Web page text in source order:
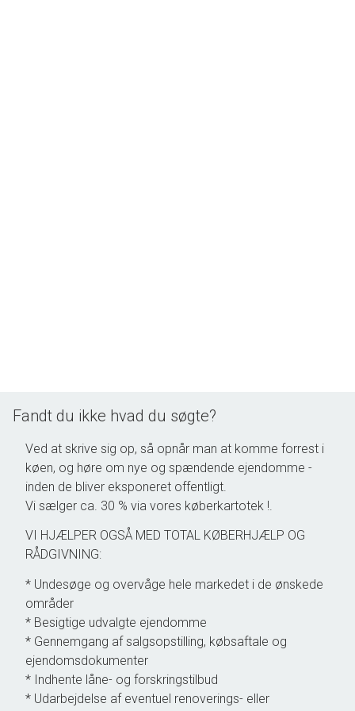
Er opført i eksklusiv og moderne stil med store glas partier,
Foreningen som består af 20 lejligheder, er professionelt drevet,
med fokus på omkostninger og stabilitet i boligafgiften.
Fællesfaciliteterne omhandler: Egen (mulighed for El-lader) og
fælles P-pladser. Opbevaringsskur. Grønne arealer og
Husdyrhold er: Tilladt - med begrænsninger.
Udlejning er: Tilladt - med begrænsninger.
Er tegnet med henblik på, at skulle være et godt sted for
mennesker at opholde sig. Således er lysindfaldet og
planløsning prioriteret højt, med bl.a. store vinduespartier og
stor loftshøjde. Opvarmningen sker via eget gasfyr til
gulvvarme over alt. Stofa, Fibia mf. leverer
Følgende medfølger uden beregning: Udhæng over hoveddør. Læsejl
mod terrasse. Gardiner i køkken og værelse. Persienner i dør,
Fandt du ikke hvad du søgte?
Ved at skrive sig op, så opnår man at komme forrest i
køen, og høre om nye og spændende ejendomme -
inden de bliver eksponeret offentligt.
Vi sælger ca. 30 % via vores køberkartotek !.
VI HJÆLPER OGSÅ MED TOTAL KØBERHJÆLP OG
RÅDGIVNING:
* Undesøge og overvåge hele markedet i de ønskede
områder
* Besigtige udvalgte ejendomme
* Gennemgang af salgsopstilling, købsaftale og
ejendomsdokumenter
* Indhente låne- og forskringstilbud
* Udarbejdelse af eventuel renoverings- eller